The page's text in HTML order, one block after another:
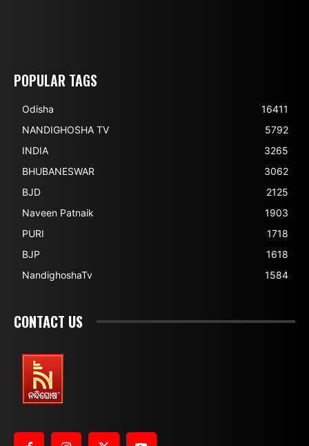
POPULAR TAGS
Odisha
16411
NANDIGHOSHA TV
5792
INDIA
3265
BHUBANESWAR
3062
BJD
2125
Naveen Patnaik
1903
PURI
1718
BJP
1618
NandighoshaTv
1584
CONTACT US